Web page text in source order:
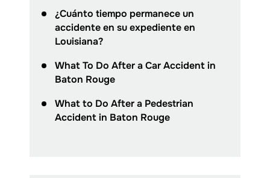
¿Cuánto tiempo permanece un
accidente en su expediente en
Louisiana?
What To Do After a Car Accident in
Baton Rouge
What to Do After a Pedestrian
Accident in Baton Rouge